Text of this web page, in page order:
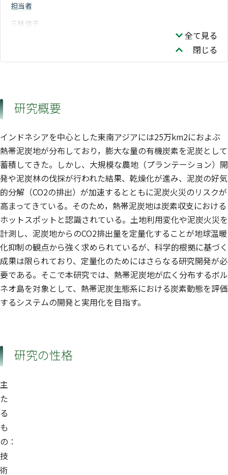
担当者
三枝 信子
全て見る
閉じる
研究概要
インドネシアを中心とした東南アジアには25万km2におよぶ
熱帯泥炭地が分布しており，膨大な量の有機炭素を泥炭として
蓄積してきた。しかし、大規模な農地（プランテーション）開
発や泥炭林の伐採が行われた結果、乾燥化が進み、泥炭の好気
的分解（CO2の排出）が加速するとともに泥炭火災のリスクが
高まってきている。そのため，熱帯泥炭地は炭素収支における
ホットスポットと認識されている。土地利用変化や泥炭火災を
計測し、泥炭地からのCO2排出量を定量化することが地球温暖
化抑制の観点から強く求められているが、科学的根拠に基づく
成果は限られており、定量化のためにはさらなる研究開発が必
要である。そこで本研究では、熱帯泥炭地が広く分布するボル
ネオ島を対象として、熱帯泥炭生態系における炭素動態を評価
するシステムの開発と実用化を目指す。
研究の性格
主
た
る
も
の：
技
術